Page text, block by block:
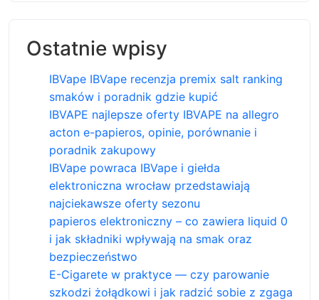
Ostatnie wpisy
IBVape IBVape recenzja premix salt ranking
smaków i poradnik gdzie kupić
IBVAPE najlepsze oferty IBVAPE na allegro
acton e-papieros, opinie, porównanie i
poradnik zakupowy
IBVape powraca IBVape i giełda
elektroniczna wrocław przedstawiają
najciekawsze oferty sezonu
papieros elektroniczny – co zawiera liquid 0
i jak składniki wpływają na smak oraz
bezpieczeństwo
E-Cigarete w praktyce — czy parowanie
szkodzi żołądkowi i jak radzić sobie z zgaga